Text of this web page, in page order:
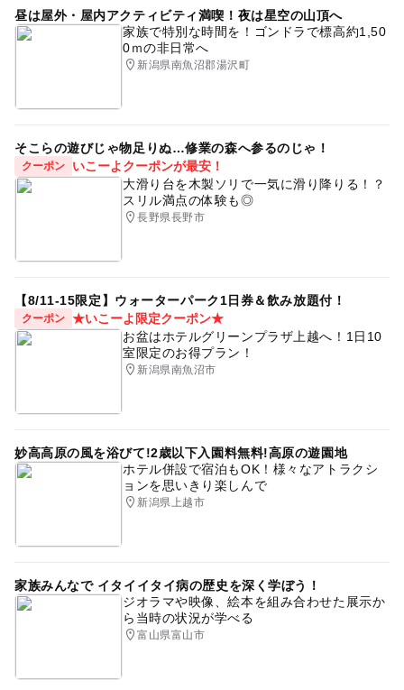
昼は屋外・屋内アクティビティ満喫！夜は星空の山頂へ
家族で特別な時間を！ゴンドラで標高約1,50
0ｍの非日常へ
新潟県南魚沼郡湯沢町
そこらの遊びじゃ物足りぬ…修業の森へ参るのじゃ！
クーポン
いこーよクーポンが最安！
大滑り台を木製ソリで一気に滑り降りる！？
スリル満点の体験も◎
長野県長野市
【8/11-15限定】ウォーターパーク1日券＆飲み放題付！
クーポン ★いこーよ限定クーポン★
お盆はホテルグリーンプラザ上越へ！1日10
室限定のお得プラン！
新潟県南魚沼市
妙高高原の風を浴びて!2歳以下入園料無料!高原の遊園地
ホテル併設で宿泊もOK！様々なアトラクシ
ョンを思いきり楽しんで
新潟県上越市
家族みんなで イタイイタイ病の歴史を深く学ぼう！
ジオラマや映像、絵本を組み合わせた展示か
ら当時の状況が学べる
富山県富山市